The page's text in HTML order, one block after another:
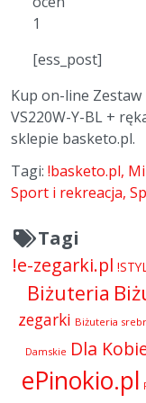
1
[ess_post]
Kup on-line Zestaw
VS220W-Y-BL +
sklepie basketo.pl.
Tagi: !basketo.pl
Sport i rekreacja
Tagi
!e-zegarki.pl
Biżuteria
zegarki Biżuteria
Damskie Dla
ePinokio.pl